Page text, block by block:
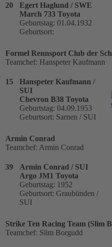
20
Egert Haglund / SWE
March 733 Toyota
Geburtstag: 01.04.1932
Geburtsort:
Formel Rennsport Club der
Teamchef: Hanspeter Kaufmann
15
Hanspeter Kaufmann /
SUI
Chevron B38 Toyota
Geburtstag: 04.09.1953
Geburtsort: Sarnen / SUI
Armin Conrad
Teamchef: Armin Conrad
39
Armin Conrad / SUI
Argo JM1 Toyota
Geburtstag: 1952
Geburtsort: Graubünden /
SUI
Strike Ten Racing Team (Slim
Teamchef: Slim Borgudd